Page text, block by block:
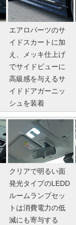
エアロパーツのサ
イドスカートに加
え、メッキ仕上げ
でサイドビューに
高級感を与えるサ
イドドアガーニッ
シュを装着
クリアで明るい面
発光タイプのLEDD
ルームランプセッ
トは消費電力の低
減にも寄与する